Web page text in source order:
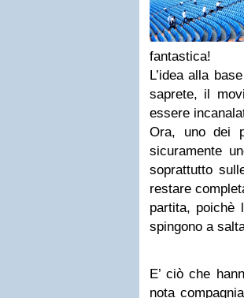
fantastica!
L’idea alla
saprete, il
essere
Ora, uno dei
sicuramente
soprattutto
restare
partita, poichè
spingono a
E’ ciò che
nota